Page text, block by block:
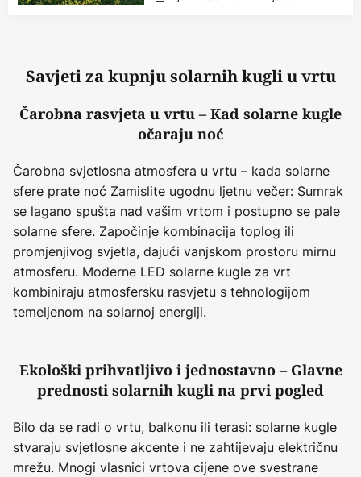
Savjeti za kupnju solarnih kugli u vrtu
Čarobna rasvjeta u vrtu – Kad solarne kugle
očaraju noć
Čarobna svjetlosna atmosfera u vrtu – kada solarne
sfere prate noć Zamislite ugodnu ljetnu večer: Sumrak
se lagano spušta nad vašim vrtom i postupno se pale
solarne sfere. Započinje kombinacija toplog ili
promjenjivog svjetla, dajući vanjskom prostoru mirnu
atmosferu. Moderne LED solarne kugle za vrt
kombiniraju atmosfersku rasvjetu s tehnologijom
temeljenom na solarnoj energiji.
Ekološki prihvatljivo i jednostavno – Glavne
prednosti solarnih kugli na prvi pogled
Bilo da se radi o vrtu, balkonu ili terasi: solarne kugle
stvaraju svjetlosne akcente i ne zahtijevaju električnu
mrežu. Mnogi vlasnici vrtova cijene ove svestrane